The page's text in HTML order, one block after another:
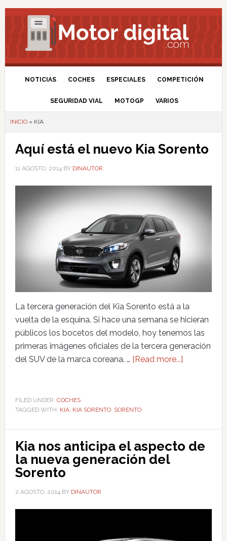
NOTICIAS COCHES ESPECIALES COMPETICIÓN
SEGURIDAD VIAL MOTOGP VARIOS
INICIO» KIA
Aquí está el nuevo Kia Sorento
11 AGOSTO, 2014BY DINAUTOR
La tercera generación del Kia Sorento está a la
vuelta de la esquina. Si hace una semana se hicieran
públicos los bocetos del modelo, hoy tenemos las
primeras imágenes oficiales de la tercera generación
del SUV de la marca coreana. … [Read more...]
FILED UNDER: COCHES
TAGGED WITH: KIA, KIA SORENTO, SORENTO
Kia nos anticipa el aspecto de
la nueva generación del
Sorento
2 AGOSTO, 2014 BY DINAUTOR